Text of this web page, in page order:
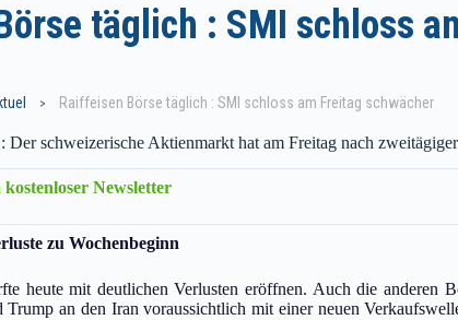
täglich : SMI schloss
Raiffeisen Börse täglich : SMI schloss am Freitag schwächer
: Der schweizerische Aktienmarkt hat am Freitag nach
Newsletter
zu Wochenbeginn
heute mit deutlichen Verlusten eröffnen. Auch die anderen
an den Iran voraussichtlich mit einer neuen